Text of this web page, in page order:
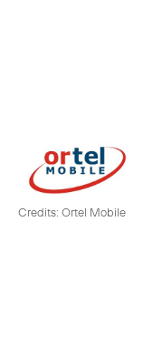
Credits: Ortel Mobile